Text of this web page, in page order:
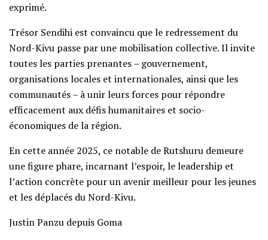
exprimé.
Trésor Sendihi est convaincu que le redressement du
Nord-Kivu passe par une mobilisation collective. Il invite
toutes les parties prenantes – gouvernement,
organisations locales et internationales, ainsi que les
communautés – à unir leurs forces pour répondre
efficacement aux défis humanitaires et socio-
économiques de la région.
En cette année 2025, ce notable de Rutshuru demeure
une figure phare, incarnant l’espoir, le leadership et
l’action concrète pour un avenir meilleur pour les jeunes
et les déplacés du Nord-Kivu.
Justin Panzu depuis Goma